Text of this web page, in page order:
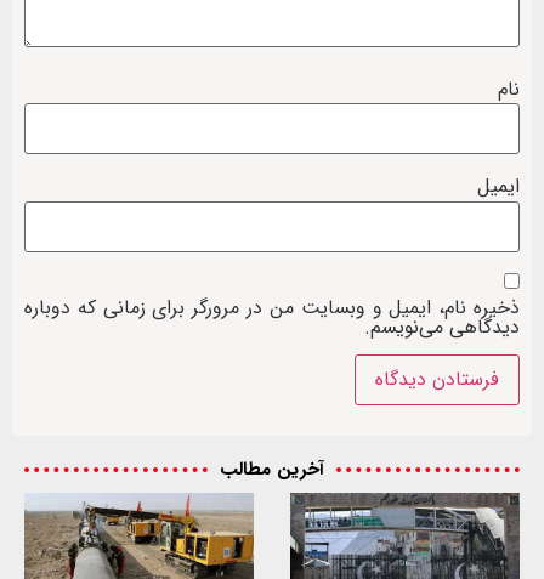
نام
ایمیل
ذخیره نام، ایمیل و وبسایت من در مرورگر برای زمانی که دوباره
دیدگاهی می‌نویسم.
آخرین مطالب